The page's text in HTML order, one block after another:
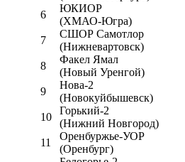
6
ЮКИОР
(ХМАО-Югра)
7
СШОР Самотлор
(Нижневартовск)
8
Факел Ямал
(Новый Уренгой)
9
Нова-2
(Новокуйбышевск)
10
Горький-2
(Нижний Новгород)
11
Оренбуржье-УОР
(Оренбург)